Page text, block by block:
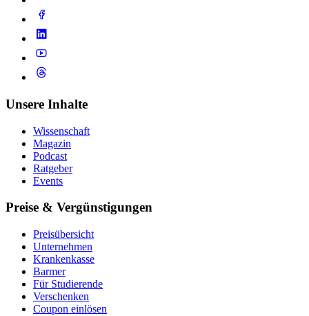
Unsere Inhalte
Wissenschaft
Magazin
Podcast
Ratgeber
Events
Preise & Vergünstigungen
Preisübersicht
Unternehmen
Krankenkasse
Barmer
Für Studierende
Ver­schen­ken
Coupon einlösen